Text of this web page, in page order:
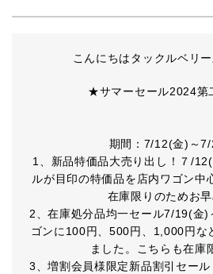
こんにちはタックルベリー
★サマーセール2024第
期間：7/12(金)～
1、新品特価品大売り出し！７/
ルが目印の特価品を店内ワゴン中
在庫限りのためお早
2、在庫処分品均一セール7/19(金)
ゴンに100円、500円、1,000円な
ました。こちらも在庫
3、増割会員様限定新品割引セー